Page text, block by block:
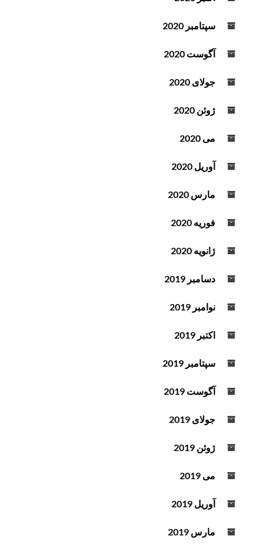
سپتامبر 2020
آگوست 2020
جولای 2020
ژوئن 2020
می 2020
آوریل 2020
مارس 2020
فوریه 2020
ژانویه 2020
دسامبر 2019
نوامبر 2019
اکتبر 2019
سپتامبر 2019
آگوست 2019
جولای 2019
ژوئن 2019
می 2019
آوریل 2019
مارس 2019